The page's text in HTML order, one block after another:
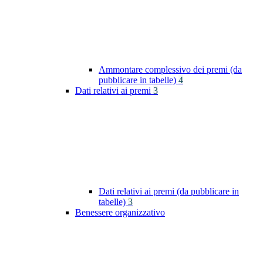
Ammontare complessivo dei premi (da
pubblicare in tabelle) 4
Dati relativi ai premi 3
Dati relativi ai premi (da pubblicare in
tabelle) 3
Benessere organizzativo